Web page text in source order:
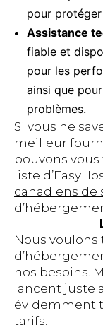
pour
Assistance
fiable et
pour les
ainsi que
problèmes.
Si vous ne
meilleur
pouvons
liste
canadiens de
Nous
nos besoins.
lancent juste
évidemment
tarifs.